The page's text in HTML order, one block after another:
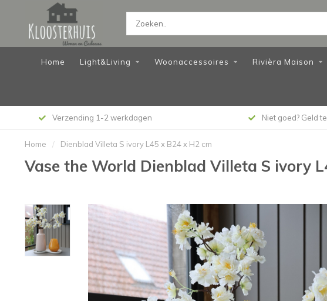
Home Light&Living Woonaccessoires Rivièra Maison
Verzending 1-2 werkdagen Niet goed? Geld
Home / Dienblad Villeta S ivory L45 x B24 x H2 cm
Vase the World Dienblad Villeta S ivory